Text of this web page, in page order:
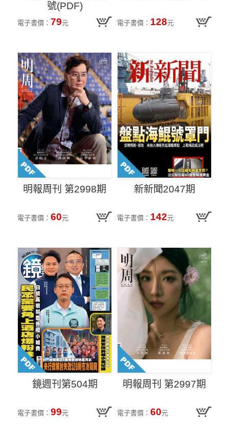
號(PDF)
電子書價： 79元 電子書價： 128元
明報周刊 第2998期
電子書價： 60元
新新聞2047期
電子書價： 142元
鏡週刊第504期
電子書價： 99元
明報周刊 第2997期
電子書價： 60元